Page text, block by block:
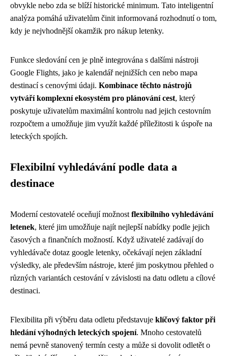
obvykle nebo zda se blíží historické minimum. Tato inteligentní
analýza pomáhá uživatelům činit informovaná rozhodnutí o tom,
kdy je nejvhodnější okamžik pro nákup letenky.
Funkce sledování cen je plně integrována s dalšími nástroji
Google Flights, jako je kalendář nejnižších cen nebo mapa
destinací s cenovými údaji. Kombinace těchto nástrojů
vytváří komplexní ekosystém pro plánování cest, který
poskytuje uživatelům maximální kontrolu nad jejich cestovním
rozpočtem a umožňuje jim využít každé příležitosti k úspoře na
leteckých spojích.
Flexibilní vyhledávání podle data a
destinace
Moderní cestovatelé oceňují možnost flexibilního vyhledávání
letenek, které jim umožňuje najít nejlepší nabídky podle jejich
časových a finančních možností. Když uživatelé zadávají do
vyhledávače dotaz google letenky, očekávají nejen základní
výsledky, ale především nástroje, které jim poskytnou přehled o
různých variantách cestování v závislosti na datu odletu a cílové
destinaci.
Flexibilita při výběru data odletu představuje klíčový faktor při
hledání výhodných leteckých spojení. Mnoho cestovatelů
nemá pevně stanovený termín cesty a může si dovolit odletět o